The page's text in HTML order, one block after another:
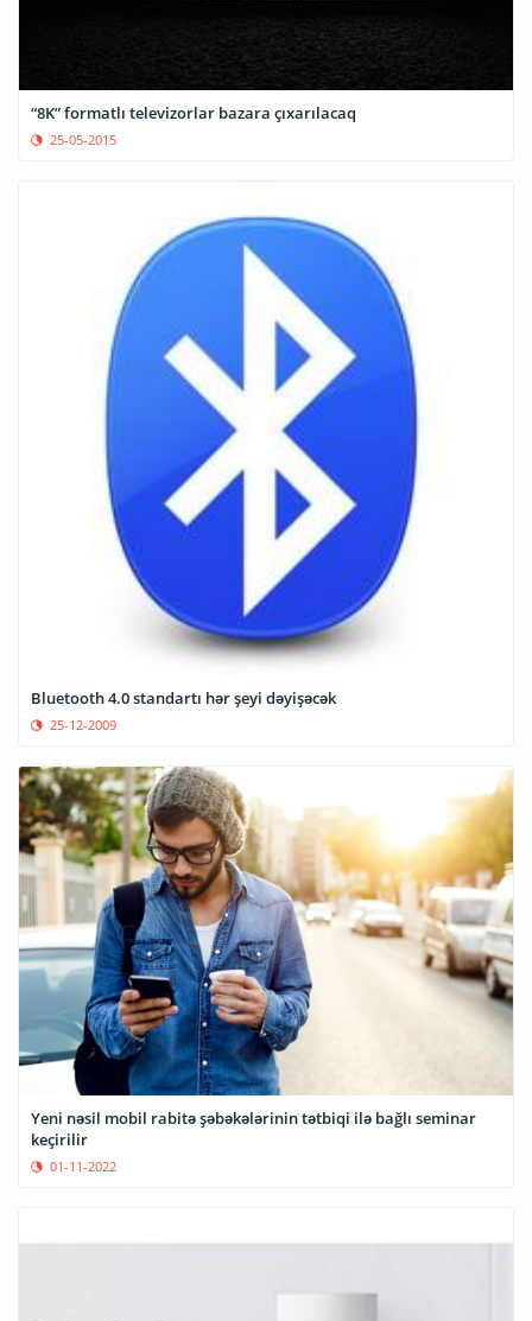
“8K” formatlı televizorlar bazara çıxarılacaq
25-05-2015
Bluetooth 4.0 standartı hər şeyi dəyişəcək
25-12-2009
Yeni nəsil mobil rabitə şəbəkələrinin tətbiqi ilə bağlı seminar
keçirilir
01-11-2022